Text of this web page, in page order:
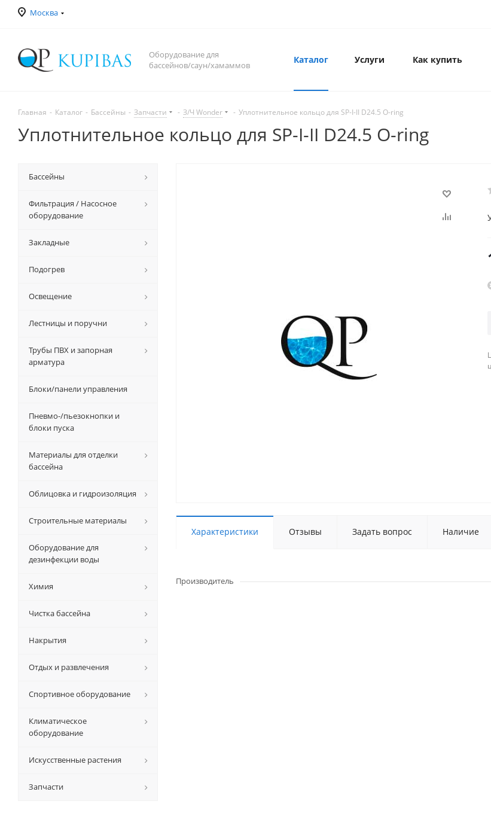
Москва
Оборудование для
бассейнов/саун/хамаммов
Каталог Услуги Как купить
Главная - Каталог - Бассейны - Запчасти - З/Ч Wonder - Уплотнительное кольцо для SP-I-II D24.5 O-ring
Уплотнительное кольцо для SP-I-II D24.5 O-ring
Характеристики Отзывы Задать вопрос Наличие
Производитель
Бассейны
Фильтрация / Насосное
оборудование
Закладные
Подогрев
Освещение
Лестницы и поручни
Трубы ПВХ и запорная
арматура
Блоки/панели управления
Пневмо-/пьезокнопки и
блоки пуска
Материалы для отделки
бассейна
Облицовка и гидроизоляция
Строительные материалы
Оборудование для
дезинфекции воды
Химия
Чистка бассейна
Накрытия
Отдых и развлечения
Спортивное оборудование
Климатическое
оборудование
Искусственные растения
Запчасти